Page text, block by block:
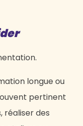
longue ou
pertinent
réaliser des